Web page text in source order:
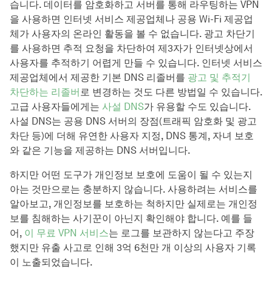
습니다. 데이터를 암호화하고 서버를 통해 라우팅하는 VPN
을 사용하면 인터넷 서비스 제공업체나 공용 Wi-Fi 제공업
체가 사용자의 온라인 활동을 볼 수 없습니다. 광고 차단기
를 사용하면 추적 요청을 차단하여 제3자가 인터넷상에서
사용자를 추적하기 어렵게 만들 수 있습니다. 인터넷 서비스
제공업체에서 제공한 기본 DNS 리졸버를 광고 및 추적기
차단하는 리졸버로 변경하는 것도 다른 방법일 수 있습니다.
고급 사용자들에게는 사설 DNS가 유용할 수도 있습니다.
사설 DNS는 공용 DNS 서버의 장점(트래픽 암호화 및 광고
차단 등)에 더해 유연한 사용자 지정, DNS 통계, 자녀 보호
와 같은 기능을 제공하는 DNS 서버입니다.
하지만 어떤 도구가 개인정보 보호에 도움이 될 수 있는지
아는 것만으로는 충분하지 않습니다. 사용하려는 서비스를
알아보고, 개인정보를 보호하는 척하지만 실제로는 개인정
보를 침해하는 사기꾼이 아닌지 확인해야 합니다. 예를 들
어, 이 무료 VPN 서비스는 로그를 보관하지 않는다고 주장
했지만 유출 사고로 인해 3억 6천만 개 이상의 사용자 기록
이 노출되었습니다.